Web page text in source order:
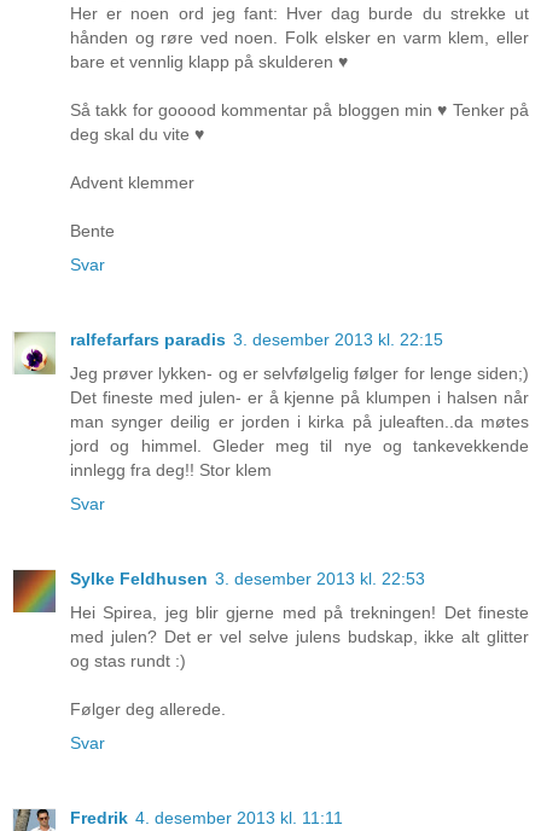
Her er noen ord jeg fant: Hver dag burde du strekke ut
hånden og røre ved noen. Folk elsker en varm klem, eller
bare et vennlig klapp på skulderen ♥
Så takk for gooood kommentar på bloggen min ♥ Tenker på
deg skal du vite ♥
Advent klemmer
Bente
Svar
ralfefarfars paradis 3. desember 2013 kl. 22:15
Jeg prøver lykken- og er selvfølgelig følger for lenge siden;)
Det fineste med julen- er å kjenne på klumpen i halsen når
man synger deilig er jorden i kirka på juleaften..da møtes
jord og himmel. Gleder meg til nye og tankevekkende
innlegg fra deg!! Stor klem
Svar
Sylke Feldhusen 3. desember 2013 kl. 22:53
Hei Spirea, jeg blir gjerne med på trekningen! Det fineste
med julen? Det er vel selve julens budskap, ikke alt glitter
og stas rundt :)
Følger deg allerede.
Svar
Fredrik 4. desember 2013 kl. 11:11